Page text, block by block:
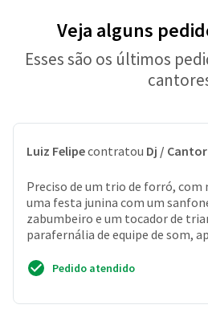
Veja alguns
Esses são os últimos
Luiz Felipecontratou Dj /
Preciso de um trio de forró, com
uma festa junina com um
zabumbeiro e um tocador de
parafernália de equipe de som,
Pedido atendido